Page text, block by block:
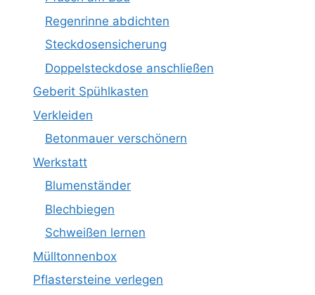
Regenrinne abdichten
Steckdosensicherung
Doppelsteckdose anschließen
Geberit Spühlkasten
Verkleiden
Betonmauer verschönern
Werkstatt
Blumenständer
Blechbiegen
Schweißen lernen
Mülltonnenbox
Pflastersteine verlegen